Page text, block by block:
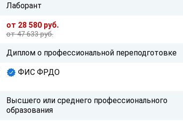
Лаборант
от 28 580 руб.
от 47 633 руб.
Диплом о профессиональной переподготовке
ФИС ФРДО
Высшего или среднего профессионального
образования